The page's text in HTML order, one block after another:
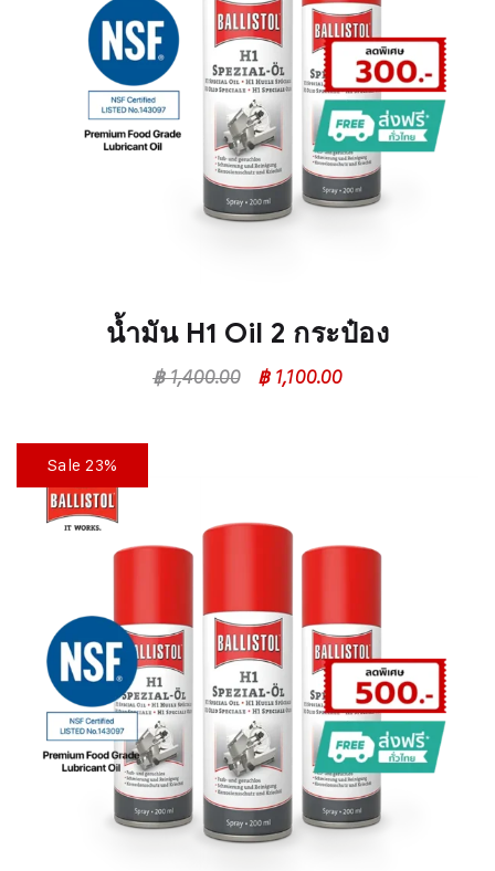
น้ำมัน H1 Oil 2 กระป๋อง
฿1,400.00 ฿1,100.00
Sale 23%